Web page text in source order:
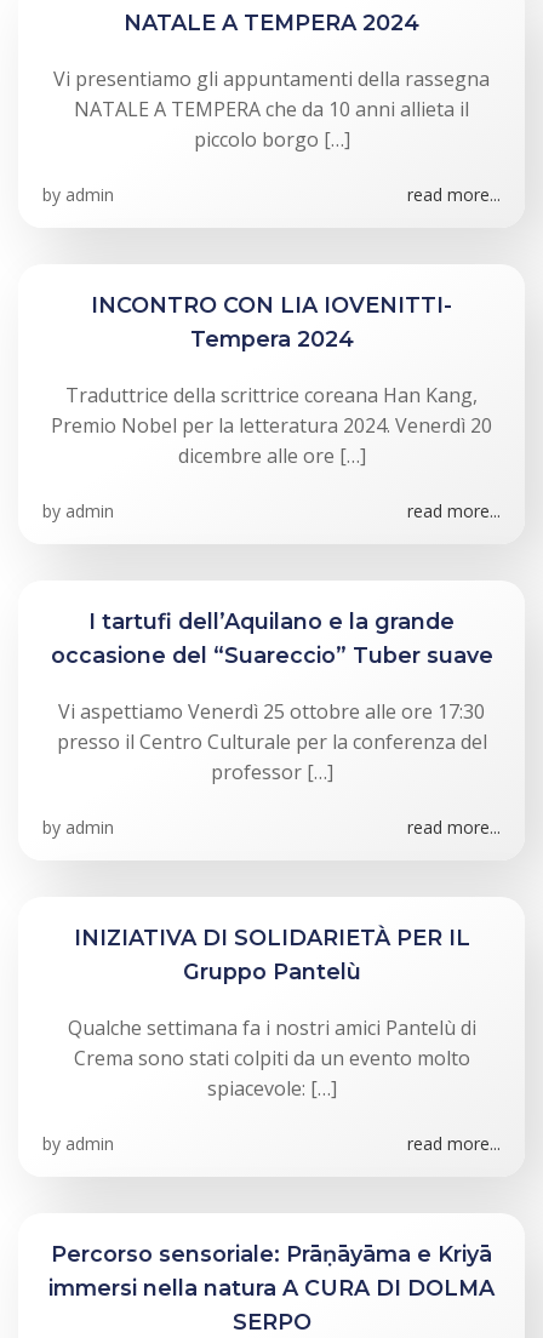
NATALE A TEMPERA 2024
Vi presentiamo gli appuntamenti della rassegna
NATALE A TEMPERA che da 10 anni allieta il
piccolo borgo […]
by admin read more...
INCONTRO CON LIA IOVENITTI-
Tempera 2024
Traduttrice della scrittrice coreana Han Kang,
Premio Nobel per la letteratura 2024. Venerdì 20
dicembre alle ore […]
by admin read more...
I tartufi dell’Aquilano e la grande
occasione del “Suareccio” Tuber suave
Vi aspettiamo Venerdì 25 ottobre alle ore 17:30
presso il Centro Culturale per la conferenza del
professor […]
by admin read more...
INIZIATIVA DI SOLIDARIETÀ PER IL
Gruppo Pantelù
Qualche settimana fa i nostri amici Pantelù di
Crema sono stati colpiti da un evento molto
spiacevole: […]
by admin read more...
Percorso sensoriale: Prāṇāyāma e Kriyā
immersi nella natura A CURA DI DOLMA
SERPO